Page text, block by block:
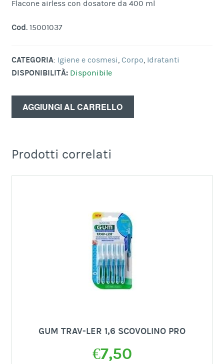
Flacone airless con dosatore da 400 ml
Cod.15001037
CATEGORIA: Igiene e cosmesi, Corpo, Idratanti
DISPONIBILITÀ: Disponibile
AGGIUNGI AL CARRELLO
Prodotti correlati
GUM TRAV-LER 1,6 SCOVOLINO PRO
€7,50